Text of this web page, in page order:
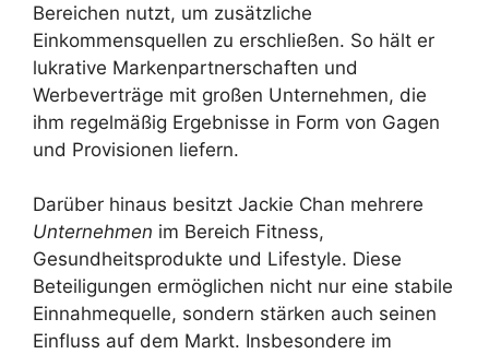
Bereichen nutzt, um zusätzliche
Einkommensquellen zu erschließen. So hält er
lukrative Markenpartnerschaften und
Werbeverträge mit großen Unternehmen, die
ihm regelmäßig Ergebnisse in Form von Gagen
und Provisionen liefern.
Darüber hinaus besitzt Jackie Chan mehrere
Unternehmen im Bereich Fitness,
Gesundheitsprodukte und Lifestyle. Diese
Beteiligungen ermöglichen nicht nur eine stabile
Einnahmequelle, sondern stärken auch seinen
Einfluss auf dem Markt. Insbesondere im